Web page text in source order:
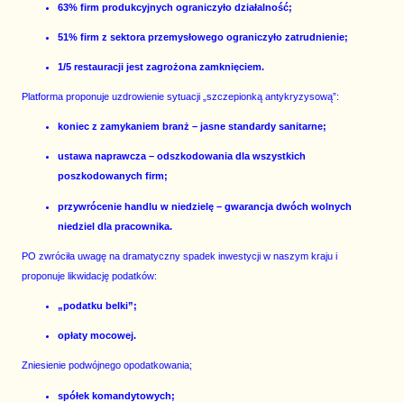
63% firm produkcyjnych ograniczyło działalność;
51% firm z sektora przemysłowego ograniczyło zatrudnienie;
1/5 restauracji jest zagrożona zamknięciem.
Platforma proponuje uzdrowienie sytuacji „szczepionką antykryzysową”:
koniec z zamykaniem branż – jasne standardy sanitarne;
ustawa naprawcza – odszkodowania dla wszystkich
poszkodowanych firm;
przywrócenie handlu w niedzielę – gwarancja dwóch wolnych
niedziel dla pracownika.
PO zwróciła uwagę na dramatyczny spadek inwestycji w naszym kraju i
proponuje likwidację podatków:
„podatku belki”;
opłaty mocowej.
Zniesienie podwójnego opodatkowania;
spółek komandytowych;